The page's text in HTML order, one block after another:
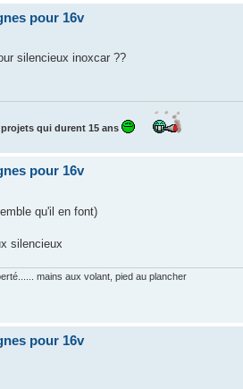
pour 16v
silencieux inoxcar ??
qui durent 15 ans
pour 16v
qu'il en font)
silencieux
mains aux volant, pied au plancher
pour 16v